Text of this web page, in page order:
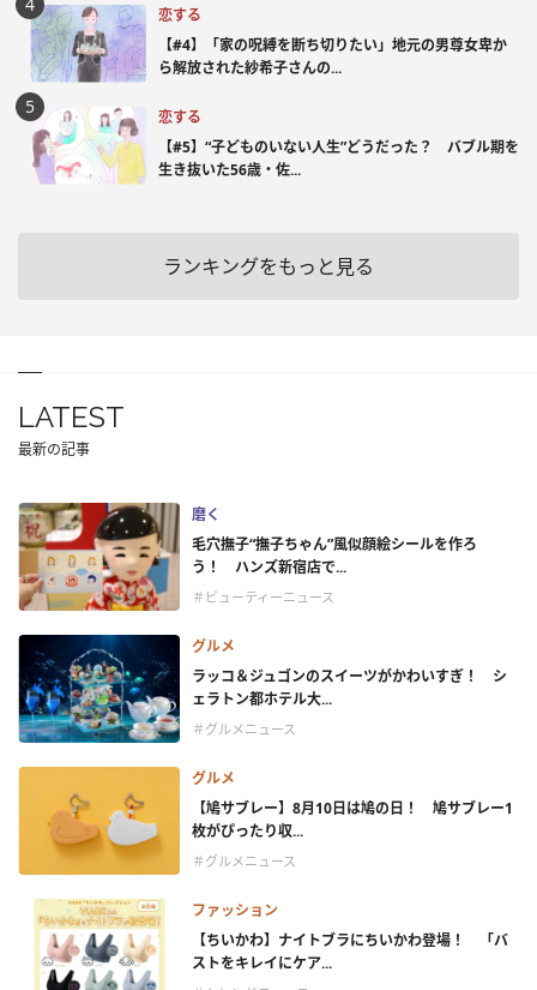
恋する
【#4】「家の呪縛を断ち切りたい」地元の男尊女卑か
ら解放された紗希子さんの...
恋する
【#5】“子どものいない人生”どうだった？ バブル期を
生き抜いた56歳・佐...
ランキングをもっと見る
LATEST
最新の記事
磨く
毛穴撫子“撫子ちゃん”風似顔絵シールを作ろ
う！ ハンズ新宿店で...
＃ビューティーニュース
グルメ
ラッコ＆ジュゴンのスイーツがかわいすぎ！ シ
ェラトン都ホテル大...
＃グルメニュース
グルメ
【鳩サブレー】8月10日は鳩の日！ 鳩サブレー1
枚がぴったり収...
＃グルメニュース
ファッション
【ちいかわ】ナイトブラにちいかわ登場！ 「バ
ストをキレイにケア...